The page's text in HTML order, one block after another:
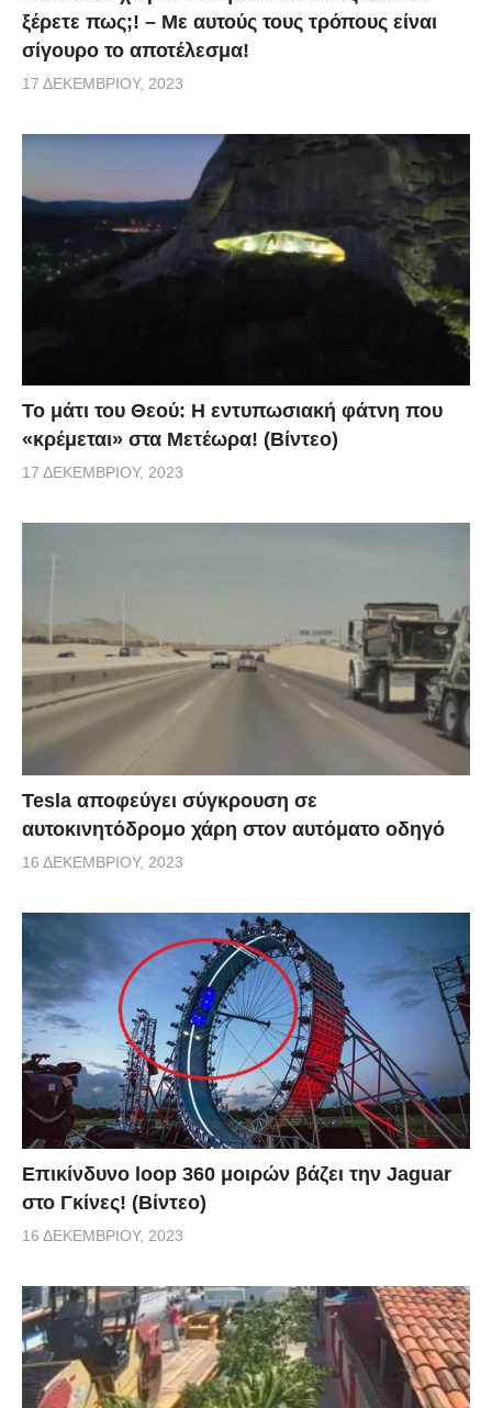
ξέρετε πως;! – Με αυτούς τους τρόπους είναι
σίγουρο το αποτέλεσμα!
17 ΔΕΚΕΜΒΡΊΟΥ, 2023
Το μάτι του Θεού: Η εντυπωσιακή φάτνη που
«κρέμεται» στα Μετέωρα! (Βίντεο)
17 ΔΕΚΕΜΒΡΊΟΥ, 2023
Tesla αποφεύγει σύγκρουση σε
αυτοκινητόδρομο χάρη στον αυτόματο οδηγό
16 ΔΕΚΕΜΒΡΊΟΥ, 2023
Επικίνδυνο loop 360 μοιρών βάζει την Jaguar
στο Γκίνες! (Βίντεο)
16 ΔΕΚΕΜΒΡΊΟΥ, 2023